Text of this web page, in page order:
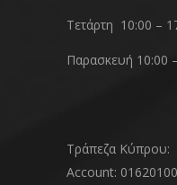
Τετάρτη 10:00 –
Παρασκευή 10:00
Τράπεζα Κύπρου:
Account: